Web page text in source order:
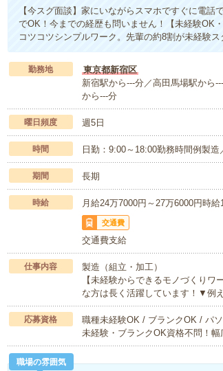
【今スグ面談】家にいながらスマホですぐに電
でOK！今までの経歴も問いません！【未経験OK
コツコツシンプルワーク。先輩の約8割が未経験
勤務地
東京都新宿区
新宿駅から---分／高田馬場駅から
から---分
曜日頻度 週5日
時間 日勤：9:00～18:00勤務時間例製
期間 長期
時給 月給24万7000円～27万6000円時
交通費
交通費支給
仕事内容
製造（組立・加工）
【未経験からできるモノづくり
な方は長く活躍しています！▼例
応募資格
職種未経験OK / ブランクOK / パ
未経験・ブランクOK資格不問！
職場の雰囲気